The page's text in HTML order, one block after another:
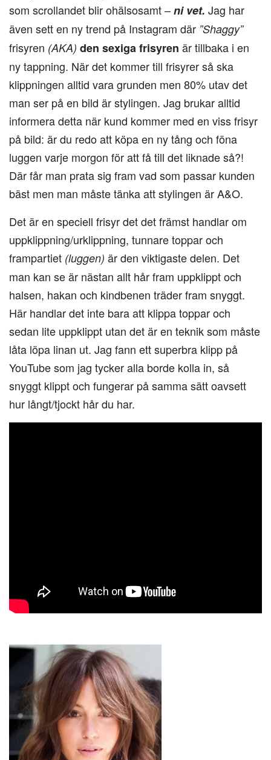
som scrollandet blir ohälsosamt –ni vet. Jag har
även sett en ny trend på Instagram där ”Shaggy”
frisyren (AKA) den sexiga frisyren är tillbaka i en
ny tappning. När det kommer till frisyrer så ska
klippningen alltid vara grunden men 80% utav det
man ser på en bild är stylingen. Jag brukar alltid
informera detta när kund kommer med en viss frisyr
på bild: är du redo att köpa en ny tång och föna
luggen varje morgon för att få till det liknade så?!
Där får man prata sig fram vad som passar kunden
bäst men man måste tänka att stylingen är A&O.
Det är en speciell frisyr det det främst handlar om
uppklippning/urklippning, tunnare toppar och
frampartiet (luggen) är den viktigaste delen. Det
man kan se är nästan allt hår fram uppklippt och
halsen, hakan och kindbenen träder fram snyggt.
Här handlar det inte bara att klippa toppar och
sedan lite uppklippt utan det är en teknik som måste
låta löpa linan ut. Jag fann ett superbra klipp på
YouTube som jag tycker alla borde kolla in, så
snyggt klippt och fungerar på samma sätt oavsett
hur långt/tjockt hår du har.